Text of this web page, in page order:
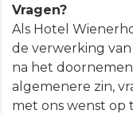
Vragen?
Als Hotel
de verwerking
na het
algemenere zin,
met ons wenst op